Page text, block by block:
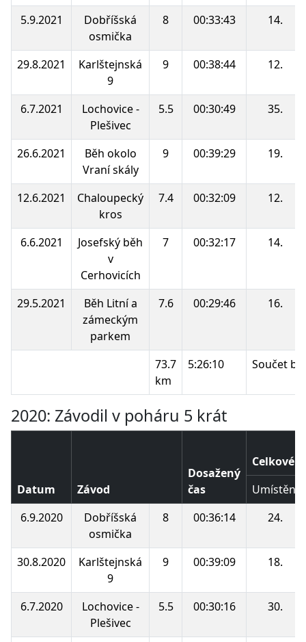
5.9.2021
Dobříšská
osmička
8 00:33:43 14.
29.8.2021
Karlštejnská
9
9 00:38:44 12.
6.7.2021
Lochovice -
Plešivec
5.5 00:30:49 35.
26.6.2021
Běh okolo
Vraní skály
9 00:39:29 19.
12.6.2021
Chaloupecký
kros
7.4 00:32:09 12.
6.6.2021
Josefský běh
v
Cerhovicích
7 00:32:17 14.
29.5.2021
Běh Litní a
zámeckým
parkem
7.6 00:29:46 16.
73.7
km
5:26:10 Součet
2020: Závodil v poháru 5 krát
Datum Závod
Dosažený
čas
Celkové
Umístění
6.9.2020
Dobříšská
osmička
8 00:36:14 24.
30.8.2020
Karlštejnská
9
9 00:39:09 18.
6.7.2020
Lochovice -
Plešivec
5.5 00:30:16 30.